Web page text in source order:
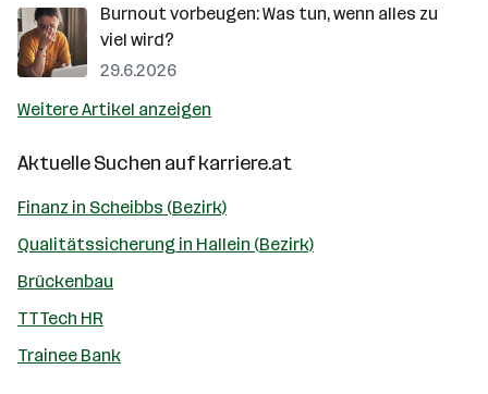
Burnout vorbeugen: Was tun, wenn alles zu
viel wird?
29.6.2026
Weitere Artikel anzeigen
Aktuelle Suchen aufkarriere.at
Finanz in Scheibbs (Bezirk)
Qualitätssicherung in Hallein (Bezirk)
Brückenbau
TTTech HR
Trainee Bank